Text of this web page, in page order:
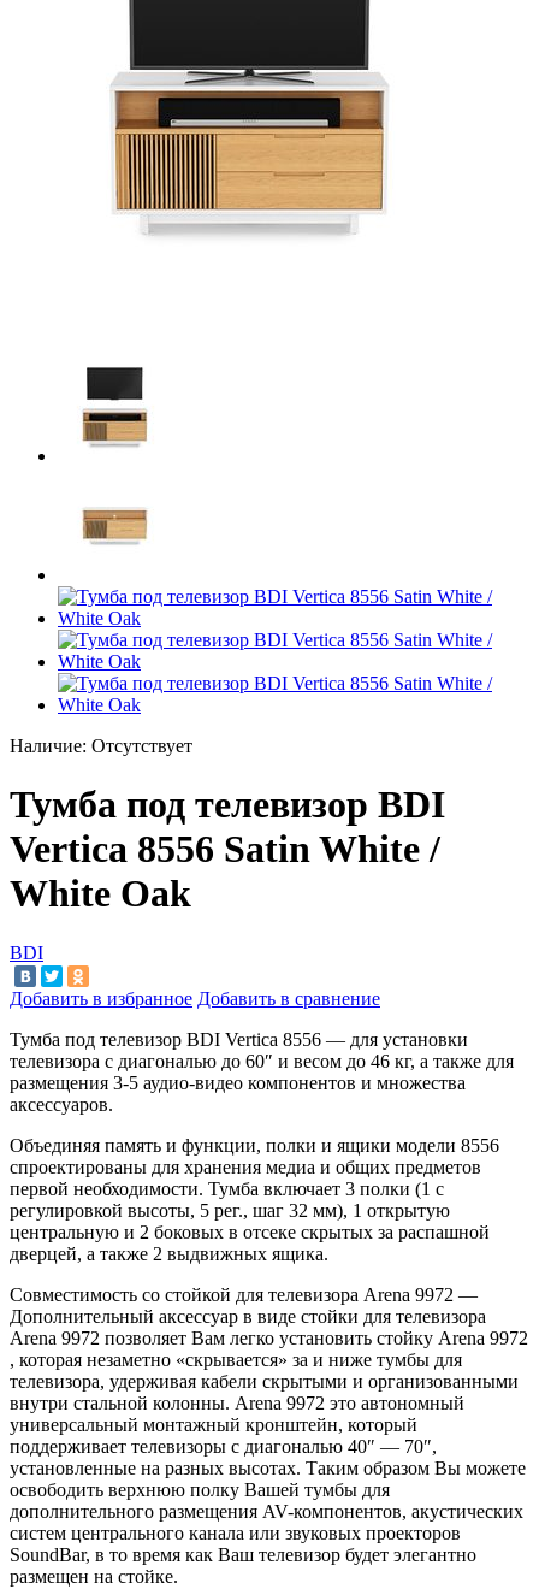
Наличие: Отсутствует
Тумба под телевизор BDI
Vertica 8556 Satin White /
White Oak
BDI
Добавить в избранное Добавить в сравнение
Тумба под телевизор BDI Vertica 8556 — для установки
телевизора с диагональю до 60″ и весом до 46 кг, а также для
размещения 3-5 аудио-видео компонентов и множества
аксессуаров.
Объединяя память и функции, полки и ящики модели 8556
спроектированы для хранения медиа и общих предметов
первой необходимости. Тумба включает 3 полки (1 с
регулировкой высоты, 5 рег., шаг 32 мм), 1 открытую
центральную и 2 боковых в отсеке скрытых за распашной
дверцей, а также 2 выдвижных ящика.
Совместимость со стойкой для телевизора Arena 9972 —
Дополнительный аксессуар в виде стойки для телевизора
Arena 9972 позволяет Вам легко установить стойку Arena 9972
, которая незаметно «скрывается» за и ниже тумбы для
телевизора, удерживая кабели скрытыми и организованными
внутри стальной колонны. Arena 9972 это автономный
универсальный монтажный кронштейн, который
поддерживает телевизоры с диагональю 40″ — 70″,
установленные на разных высотах. Таким образом Вы можете
освободить верхнюю полку Вашей тумбы для
дополнительного размещения AV-компонентов, акустических
систем центрального канала или звуковых проекторов
SoundBar, в то время как Ваш телевизор будет элегантно
размещен на стойке.